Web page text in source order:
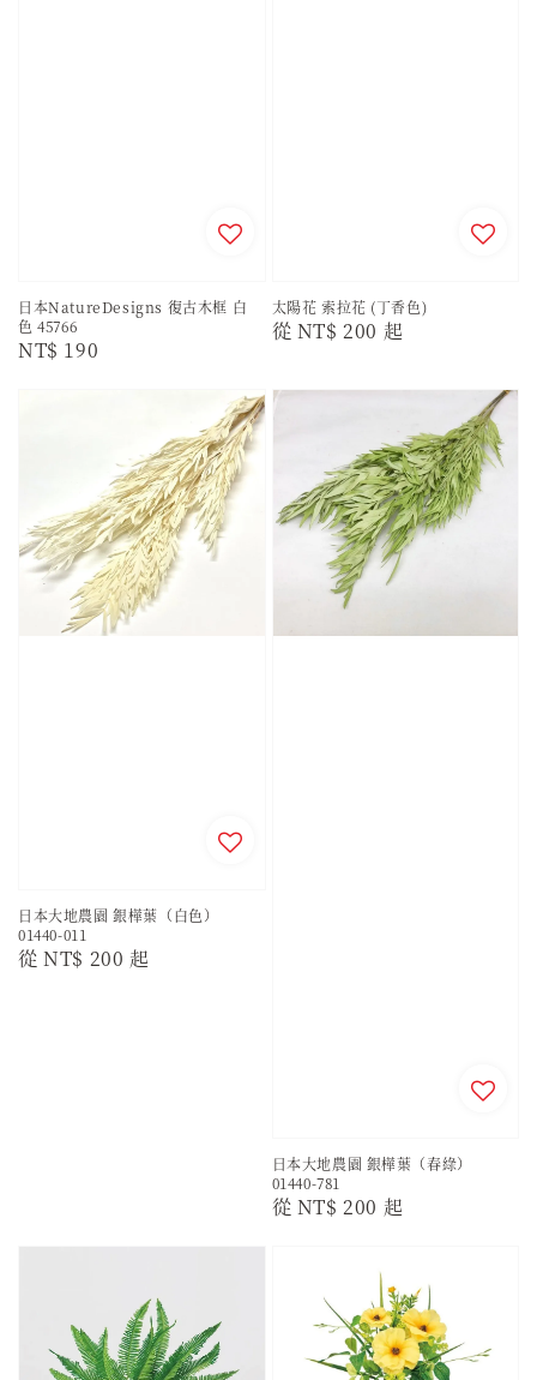
日本NatureDesigns 復古木框 白
色 45766
Regular
NT$ 190
太陽花 索拉花 (丁香色)
Regular
從 NT$ 200 起
日本大地農園 銀樺葉（白色）
01440-011
Regular
從NT$ 200 起
日本大地農園 銀樺葉（春綠）
01440-781
Regular
從 NT$ 200 起